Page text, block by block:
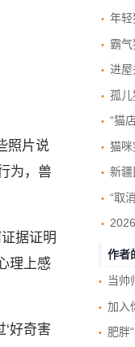
照片说
为，兽
据证明
理上感
好奇害
年轻
霸气猫
进屋关
孤儿猫
“猫
猫咪突
新疆民
“取消
2026美
作者
当帅帅
加入你家猫
肥胖